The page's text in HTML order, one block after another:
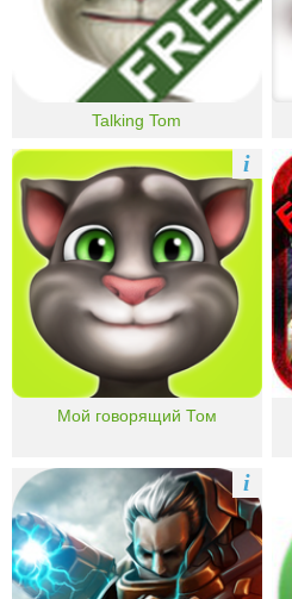
Talking Tom
Мой говорящий Том
i
i